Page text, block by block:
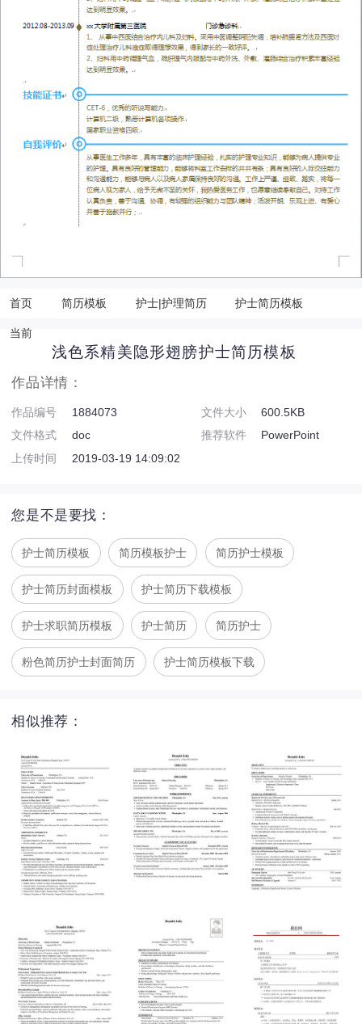
首页 简历模板 护士|护理简历 护士简历模板
当前
浅色系精美隐形翅膀护士简历模板
作品详情：
作品编号 1884073 文件大小
600.5KB
文件格式
doc 推荐软件
PowerPoint
上传时间
2019-03-19 14:09:02
您是不是要找：
护士简历模板 简历模板护士 简历护士模板
护士简历封面模板 护士简历下载模板
护士求职简历模板 护士简历 简历护士
粉色简历护士封面简历 护士简历模板下载
相似推荐：